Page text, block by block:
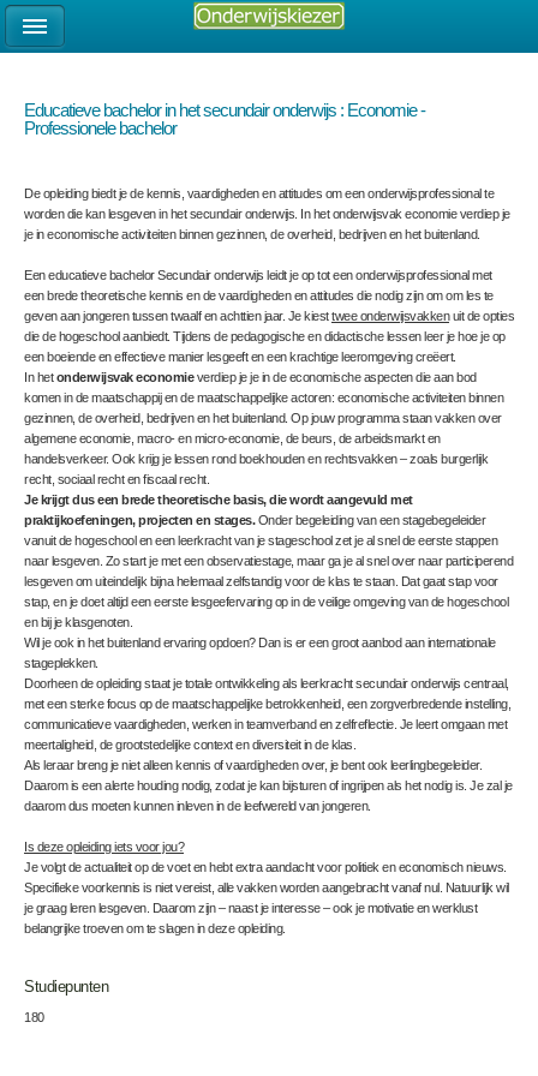
Educatieve bachelor in het secundair onderwijs : Economie -
Professionele bachelor
De opleiding biedt je de kennis, vaardigheden en attitudes om een onderwijsprofessional te
worden die kan lesgeven in het secundair onderwijs. In het onderwijsvak economie verdiep je
je in economische activiteiten binnen gezinnen, de overheid, bedrijven en het buitenland.
Een educatieve bachelor Secundair onderwijs leidt je op tot een onderwijsprofessional met
een brede theoretische kennis en de vaardigheden en attitudes die nodig zijn om om les te
geven aan jongeren tussen twaalf en achttien jaar. Je kiesttwee onderwijsvakkenuit de opties
die de hogeschool aanbiedt. Tijdens de pedagogische en didactische lessen leer je hoe je op
een boeiende en effectieve manier lesgeeft en een krachtige leeromgeving creëert.
In hetonderwijsvak economieverdiep je je in de economische aspecten die aan bod
komen in de maatschappij en de maatschappelijke actoren: economische activiteiten binnen
gezinnen, de overheid, bedrijven en het buitenland. Op jouw programma staan vakken over
algemene economie, macro- en micro-economie, de beurs, de arbeidsmarkt en
handelsverkeer. Ook krijg je lessen rond boekhouden en rechtsvakken – zoals burgerlijk
recht, sociaal recht en fiscaal recht.
Je krijgt dus een brede theoretische basis, die wordt aangevuld met
praktijkoefeningen, projecten en stages.Onder begeleiding van een stagebegeleider
vanuit de hogeschool en een leerkracht van je stageschool zet je al snel de eerste stappen
naar lesgeven. Zo start je met een observatiestage, maar ga je al snel over naar participerend
lesgeven om uiteindelijk bijna helemaal zelfstandig voor de klas te staan. Dat gaat stap voor
stap, en je doet altijd een eerste lesgeefervaring op in de veilige omgeving van de hogeschool
en bij je klasgenoten.
Wil je ook in het buitenland ervaring opdoen? Dan is er een groot aanbod aan internationale
stageplekken.
Doorheen de opleiding staat je totale ontwikkeling als leerkracht secundair onderwijs centraal,
met een sterke focus op de maatschappelijke betrokkenheid, een zorgverbredende instelling,
communicatieve vaardigheden, werken in teamverband en zelfreflectie. Je leert omgaan met
meertaligheid, de grootstedelijke context en diversiteit in de klas.
Als leraar breng je niet alleen kennis of vaardigheden over, je bent ook leerlingbegeleider.
Daarom is een alerte houding nodig, zodat je kan bijsturen of ingrijpen als het nodig is. Je zal je
daarom dus moeten kunnen inleven in de leefwereld van jongeren.
Is deze opleiding iets voor jou?
Je volgt de actualiteit op de voet en hebt extra aandacht voor politiek en economisch nieuws.
Specifieke voorkennis is niet vereist, alle vakken worden aangebracht vanaf nul. Natuurlijk wil
je graag leren lesgeven. Daarom zijn – naast je interesse – ook je motivatie en werklust
belangrijke troeven om te slagen in deze opleiding.
Studiepunten
180